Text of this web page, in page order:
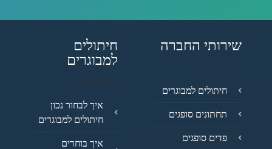
שירותי החברה
חיתולים למבוגרים
תחתונים סופגים
פדים סופגים
חיתולים
למבוגרים
איך לבחור נכון
חיתולים למבוגרים
איך בוחרים